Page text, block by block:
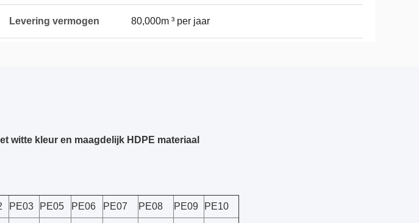
Levering vermogen 80,000m ³ per jaar
witte kleur en maagdelijk HDPE materiaal
PE03 PE05 PE06 PE07 PE08 PE09 PE10